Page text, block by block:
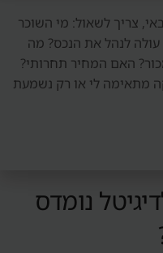
צריך לשאול: מי השוכר
לנהל את הנכס? מה
האם המחיר תחרותי?
מתאימה לי או רק נשמעת
נומדס